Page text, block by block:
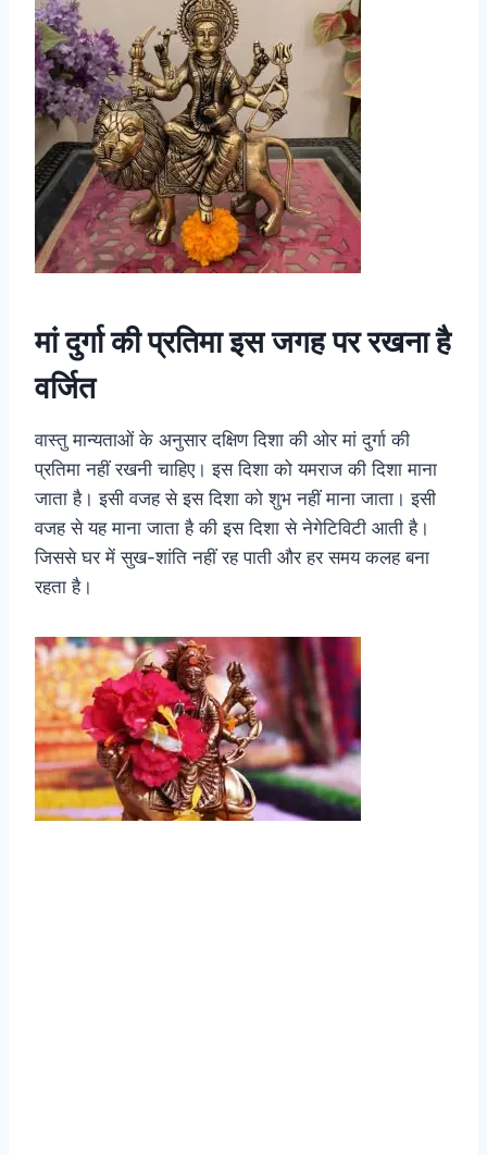
मां दुर्गा की प्रतिमा इस जगह पर रखना है
वर्जित
वास्तु मान्यताओं के अनुसार दक्षिण दिशा की ओर मां दुर्गा की
प्रतिमा नहीं रखनी चाहिए। इस दिशा को यमराज की दिशा माना
जाता है। इसी वजह से इस दिशा को शुभ नहीं माना जाता। इसी
वजह से यह माना जाता है की इस दिशा से नेगेटिविटी आती है।
जिससे घर में सुख-शांति नहीं रह पाती और हर समय कलह बना
रहता है।